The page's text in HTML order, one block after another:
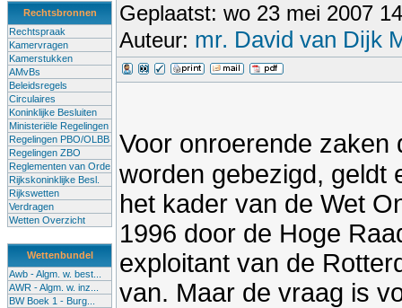
Rechtsbronnen
Rechtspraak
Kamervragen
Kamerstukken
AMvBs
Beleidsregels
Circulaires
Koninklijke Besluiten
Ministeriële Regelingen
Regelingen PBO/OLBB
Regelingen ZBO
Reglementen van Orde
Rijkskoninklijke Besl.
Rijkswetten
Verdragen
Wetten Overzicht
Wettenbundel
Awb - Algm. w. best...
AWR - Algm. w. inz...
BW Boek 1 - Burg...
Geplaatst: wo 23 mei 2007
Auteur: mr. David van Dijk
Voor onroerende
worden gebezigd, geldt
het kader van de Wet
1996 door de Hoge
exploitant van de
van. Maar de vraag is